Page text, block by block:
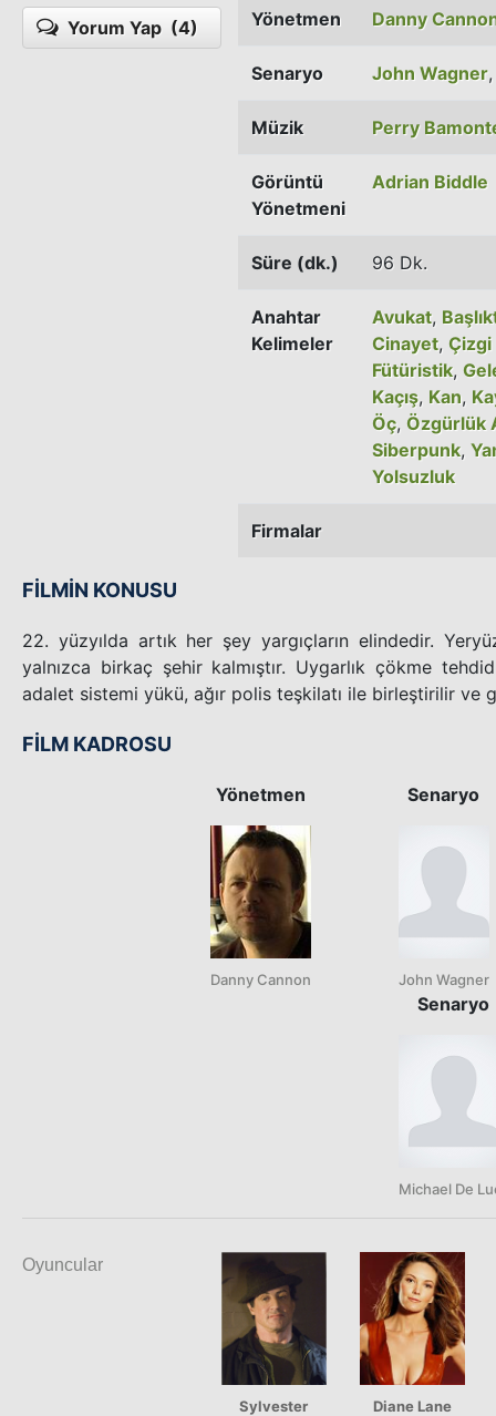
Yorum Yap (4) Yönetmen Danny
Senaryo John Wagner
Müzik Perry
Görüntü
Yönetmeni
Adrian Biddle
Süre (dk.) 96 Dk.
Anahtar
Kelimeler
Avukat,
Cinayet, Çizgi
Fütüristik,
Kaçış, Kan,
Öç, Özgürlük
Siberpunk,
Yolsuzluk
Firmalar
FİLMİN KONUSU
22. yüzyılda artık her şey yargıçların elindedir.
yalnızca birkaç şehir kalmıştır. Uygarlık çökme
adalet sistemi yükü, ağır polis teşkilatı ile birleştirilir ve
FİLM KADROSU
Yönetmen
Danny Cannon
Senaryo
John Wagner
Senaryo
Michael De
Oyuncular
Sylvester
Diane Lane